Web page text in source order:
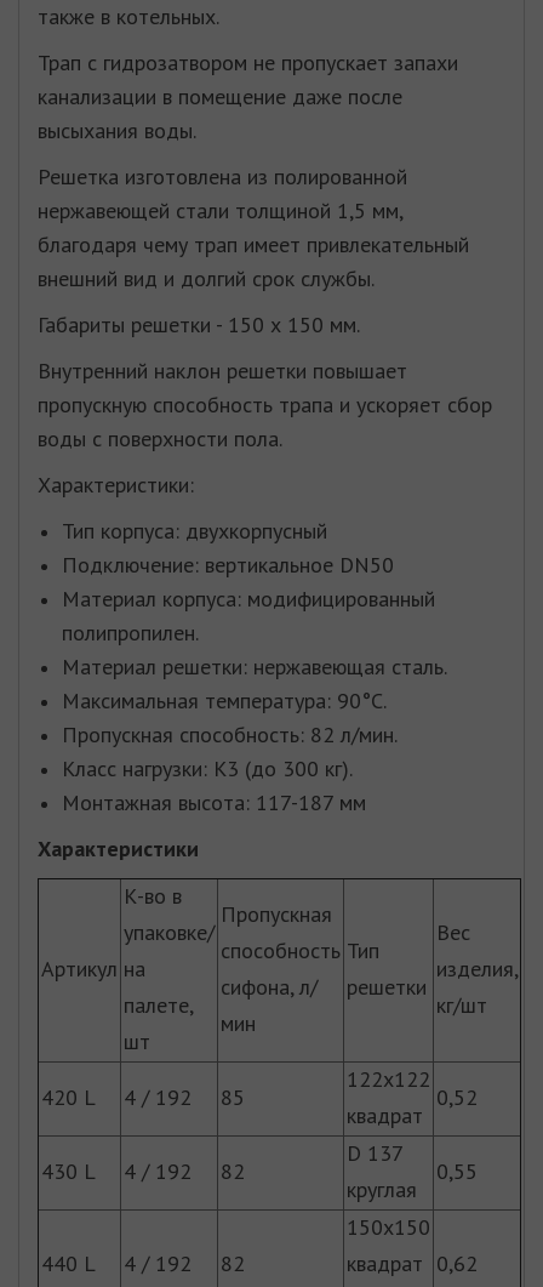
также в котельных.
Трап с гидрозатвором не пропускает запахи
канализации в помещение даже после
высыхания воды.
Решетка изготовлена из полированной
нержавеющей стали толщиной 1,5 мм,
благодаря чему трап имеет привлекательный
внешний вид и долгий срок службы.
Габариты решетки - 150 х 150 мм.
Внутренний наклон решетки повышает
пропускную способность трапа и ускоряет сбор
воды с поверхности пола.
Характеристики:
Тип корпуса: двухкорпусный
Подключение: вертикальное DN50
Материал корпуса: модифицированный
полипропилен.
Материал решетки: нержавеющая сталь.
Максимальная температура: 90°С.
Пропускная способность: 82 л/мин.
Класс нагрузки: К3 (до 300 кг).
Монтажная высота: 117-187 мм
Характеристики
Артикул
К-во в
упаковке/
на
палете,
шт
Пропускная
способность
сифона, л/
мин
Тип
решетки
Вес
изделия,
кг/шт
420 L 4 / 192 85
122х122
квадрат
0,52
430 L 4 / 192 82
D 137
круглая
0,55
440 L 4 / 192 82
150х150
квадрат 0,62